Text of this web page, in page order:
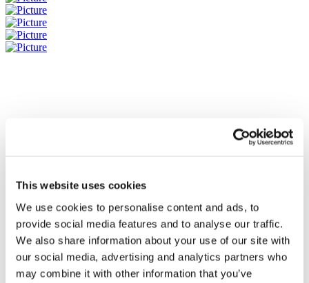
This website uses cookies
We use cookies to personalise content and ads, to
provide social media features and to analyse our traffic.
We also share information about your use of our site with
our social media, advertising and analytics partners who
may combine it with other information that you’veEtkinlikler